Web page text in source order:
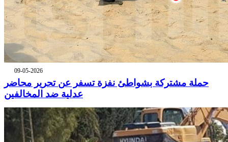
09-05-2026
حملة مشتركة بشواطئ نفزة تسفر عن تحرير محاضر
عدلية ضد المخالفين